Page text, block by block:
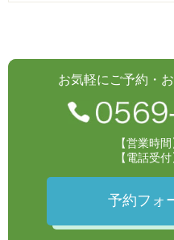
お気軽にご予約・
【営業時
【電話受
予約フォ